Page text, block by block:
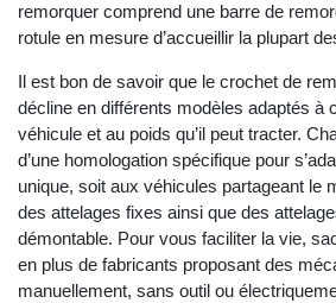
remorquer comprend une barre de
rotule en mesure d’accueillir la plupart
Il est bon de savoir que le crochet de
décline en différents modèles adaptés à
véhicule et au poids qu’il peut tracter.
d’une homologation spécifique pour
unique, soit aux véhicules partageant le
des attelages fixes ainsi que des
démontable. Pour vous faciliter la vie,
en plus de fabricants proposant des
manuellement, sans outil ou